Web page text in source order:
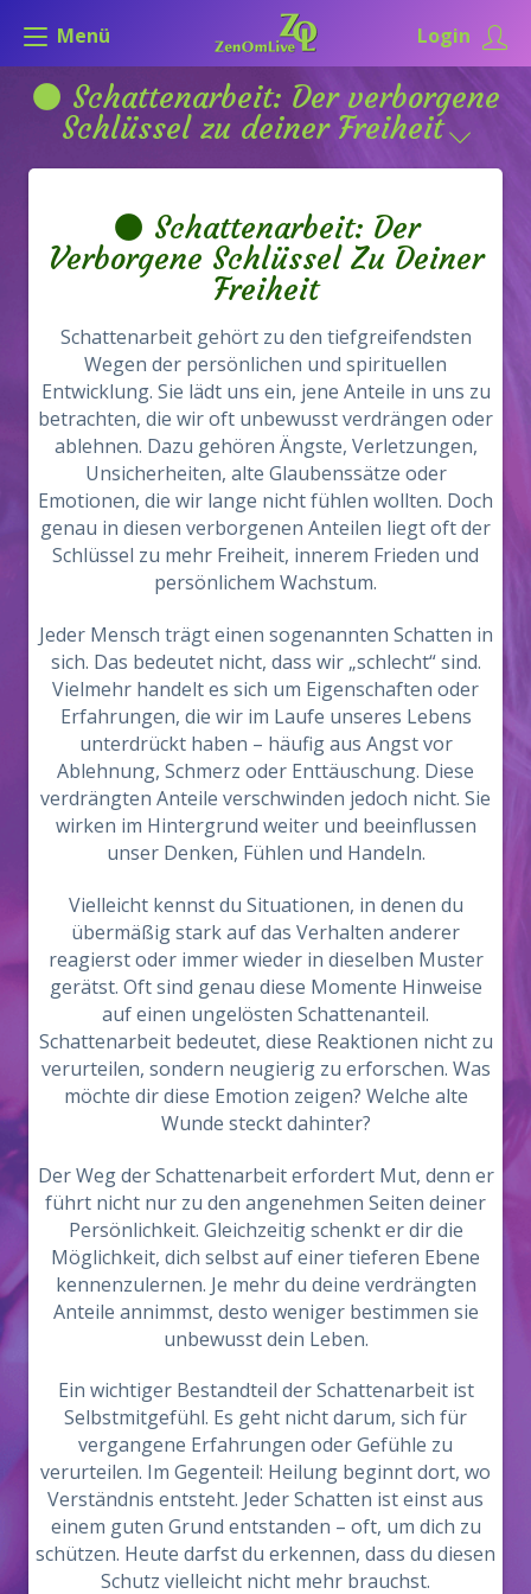
Menü Login
🌑 Schattenarbeit: Der verborgene
Schlüssel zu deiner Freiheit
🌑 Schattenarbeit: Der
Verborgene Schlüssel Zu Deiner
Freiheit
Schattenarbeit gehört zu den tiefgreifendsten
Wegen der persönlichen und spirituellen
Entwicklung. Sie lädt uns ein, jene Anteile in uns zu
betrachten, die wir oft unbewusst verdrängen oder
ablehnen. Dazu gehören Ängste, Verletzungen,
Unsicherheiten, alte Glaubenssätze oder
Emotionen, die wir lange nicht fühlen wollten. Doch
genau in diesen verborgenen Anteilen liegt oft der
Schlüssel zu mehr Freiheit, innerem Frieden und
persönlichem Wachstum.
Jeder Mensch trägt einen sogenannten Schatten in
sich. Das bedeutet nicht, dass wir „schlecht“ sind.
Vielmehr handelt es sich um Eigenschaften oder
Erfahrungen, die wir im Laufe unseres Lebens
unterdrückt haben – häufig aus Angst vor
Ablehnung, Schmerz oder Enttäuschung. Diese
verdrängten Anteile verschwinden jedoch nicht. Sie
wirken im Hintergrund weiter und beeinflussen
unser Denken, Fühlen und Handeln.
Vielleicht kennst du Situationen, in denen du
übermäßig stark auf das Verhalten anderer
reagierst oder immer wieder in dieselben Muster
gerätst. Oft sind genau diese Momente Hinweise
auf einen ungelösten Schattenanteil.
Schattenarbeit bedeutet, diese Reaktionen nicht zu
verurteilen, sondern neugierig zu erforschen. Was
möchte dir diese Emotion zeigen? Welche alte
Wunde steckt dahinter?
Der Weg der Schattenarbeit erfordert Mut, denn er
führt nicht nur zu den angenehmen Seiten deiner
Persönlichkeit. Gleichzeitig schenkt er dir die
Möglichkeit, dich selbst auf einer tieferen Ebene
kennenzulernen. Je mehr du deine verdrängten
Anteile annimmst, desto weniger bestimmen sie
unbewusst dein Leben.
Ein wichtiger Bestandteil der Schattenarbeit ist
Selbstmitgefühl. Es geht nicht darum, sich für
vergangene Erfahrungen oder Gefühle zu
verurteilen. Im Gegenteil: Heilung beginnt dort, wo
Verständnis entsteht. Jeder Schatten ist einst aus
einem guten Grund entstanden – oft, um dich zu
schützen. Heute darfst du erkennen, dass du diesen
Schutz vielleicht nicht mehr brauchst.